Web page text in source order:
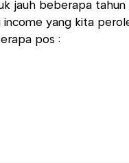
jauh beberapa
income yang kita
pos :